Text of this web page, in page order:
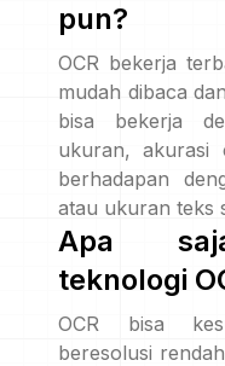
pun?
OCR bekerja
mudah dibaca
bisa bekerja
ukuran, akurasi
berhadapan
atau ukuran teks
Apa
teknologi
OCR bisa
beresolusi